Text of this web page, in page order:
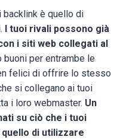
backlink è quello di
I tuoi rivali possono già
i siti web collegati al
per entrambe le
felici di offrire lo stesso
si collegano ai tuoi
i loro webmaster. Un
su ciò che i tuoi
di utilizzare